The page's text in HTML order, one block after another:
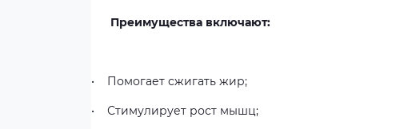
Преимущества включают:
• Помогает сжигать жир;
• Стимулирует рост мышц;